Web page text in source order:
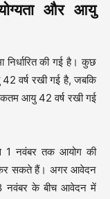
और आयु
की गई है। कुछ
वर्ष रखी गई है, जबकि
आयु 42 वर्ष रखी गई
1 नवंबर तक आयोग की
सकते हैं। अगर आवेदन
8 नवंबर के बीच आवेदन में